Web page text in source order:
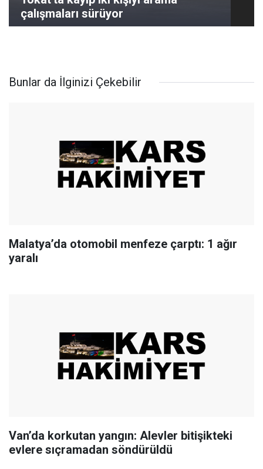
çalışmaları sürüyor
Bunlar da İlginizi Çekebilir
Malatya’da otomobil menfeze çarptı: 1 ağır
yaralı
Van’da korkutan yangın: Alevler bitişikteki
evlere sıçramadan söndürüldü